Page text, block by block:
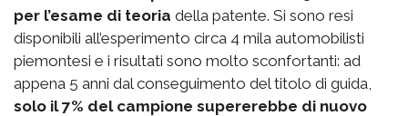
per l’esame di teoria della patente. Si sono resi
disponibili all’esperimento circa 4 mila automobilisti
piemontesi e i risultati sono molto sconfortanti: ad
appena 5 anni dal conseguimento del titolo di guida,
solo il 7% del campione supererebbe di nuovo